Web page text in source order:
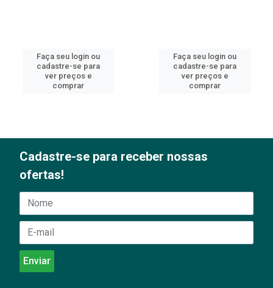
Faça seu login ou
cadastre-se para
ver preços e
comprar
Faça seu login ou
cadastre-se para
ver preços e
comprar
Cadastre-se para receber nossas
ofertas!